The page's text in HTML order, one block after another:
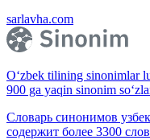
sarlavha.com
O‘zbek tilining sinonimlar
900 ga yaqin sinonim
Словарь синонимов
содержит более 3300